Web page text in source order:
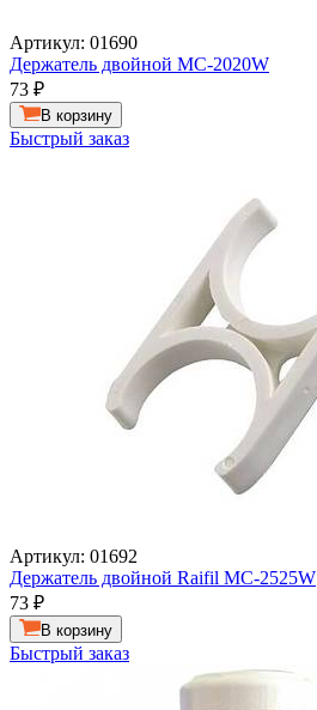
Артикул: 01690
Держатель двойной MC-2020W
73 ₽
В корзину
Быстрый заказ
Артикул: 01692
Держатель двойной Raifil MC-2525W
73 ₽
В корзину
Быстрый заказ